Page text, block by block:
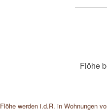
Flöhe
Flöhe werden i.d.R. in Wohnungen